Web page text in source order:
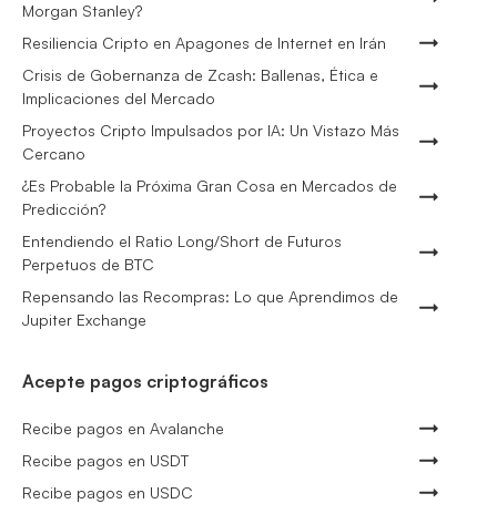
Morgan Stanley?
Resiliencia Cripto en Apagones de Internet en Irán
Crisis de Gobernanza de Zcash: Ballenas, Ética e
Implicaciones del Mercado
Proyectos Cripto Impulsados por IA: Un Vistazo Más
Cercano
¿Es Probable la Próxima Gran Cosa en Mercados de
Predicción?
Entendiendo el Ratio Long/Short de Futuros
Perpetuos de BTC
Repensando las Recompras: Lo que Aprendimos de
Jupiter Exchange
Acepte pagos criptográficos
Recibe pagos en Avalanche
Recibe pagos en USDT
Recibe pagos en USDC